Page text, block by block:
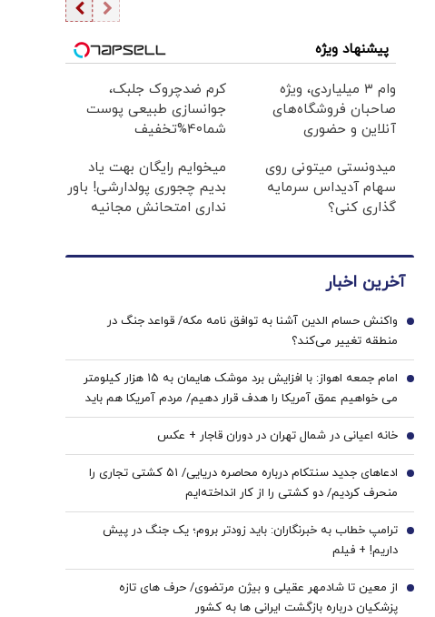
پیشنهاد ویژه
وام ۳ میلیاردی، ویژه
صاحبان فروشگاه‌های
آنلاین و حضوری
کرم ضدچروک جلبک،
جوانسازی طبیعی پوست
شما40%تخفیف
میدونستی میتونی روی
سهام آدیداس سرمایه
گذاری کنی؟
میخوایم رایگان بهت یاد
بدیم چجوری پولدارشی! باور
نداری امتحانش مجانیه
آخرین اخبار
واکنش حسام الدین آشنا به توافق نامه مکه/ قواعد جنگ در
منطقه تغییر می‌کند؟
1
امام‌ جمعه اهواز: با افزایش برد موشک هایمان به ۱۵ هزار کیلومتر
می خواهیم عمق آمریکا را هدف قرار دهیم/ مردم آمریکا هم باید
موشک خوردن را ببینند/ نباید نسبت به مساله حجاب و عفاف بی
تفاوت باشیم
2
خانه اعیانی در شمال تهران در دوران قاجار + عکس 3
ادعاهای جدید سنتکام درباره محاصره دریایی/ ۵۱ کشتی تجاری را
منحرف کردیم/ دو کشتی را از کار انداخته‌ایم
4
ترامپ خطاب به خبرنگاران: باید زودتر بروم؛ یک جنگ در پیش
داریم! + فیلم
5
از معین تا شادمهر عقیلی و بیژن مرتضوی/ حرف های تازه
پزشکیان درباره بازگشت ایرانی ها به کشور
6